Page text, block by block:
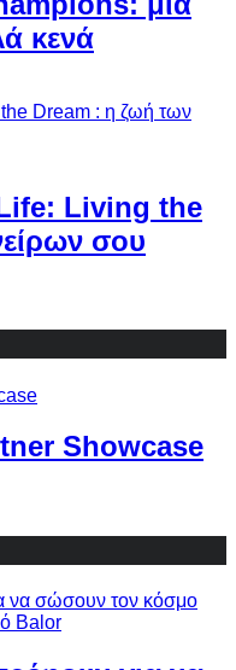
κενά
Living the
σου
Showcase